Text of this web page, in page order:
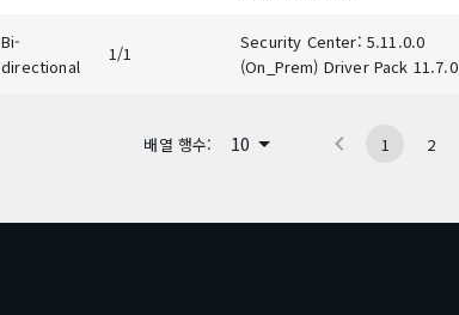
Bi-
directional
1/1
Security Center: 5.11.0.0
(On_Prem) Driver Pack 11.7.0
배열 행수: 10 1 2